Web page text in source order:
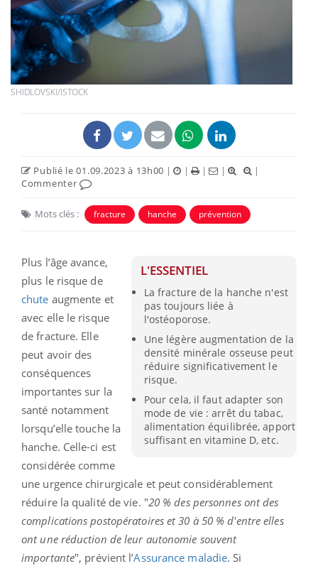
SHIDLOVSKI/ISTOCK
Publié le 01.09.2023 à 13h00 | | | |
|
Commenter
Mots clés : fracture hanche prévention
L'ESSENTIEL
La fracture de la hanche n'est
pas toujours liée à
l'ostéoporose.
Une légère augmentation de la
densité minérale osseuse peut
réduire significativement le
risque.
Pour cela, il faut adapter son
mode de vie : arrêt du tabac,
alimentation équilibrée, apport
suffisant en vitamine D, etc.
Plus l’âge avance,
plus le risque de
chute augmente et
avec elle le risque
de fracture. Elle
peut avoir des
conséquences
importantes sur la
santé notamment
lorsqu’elle touche la
hanche. Celle-ci est
considérée comme
une urgence chirurgicale et peut considérablement
réduire la qualité de vie. "20 % des personnes ont des
complications postopératoires et 30 à 50 % d'entre elles
ont une réduction de leur autonomie souvent
importante", prévient l’Assurance maladie. Si